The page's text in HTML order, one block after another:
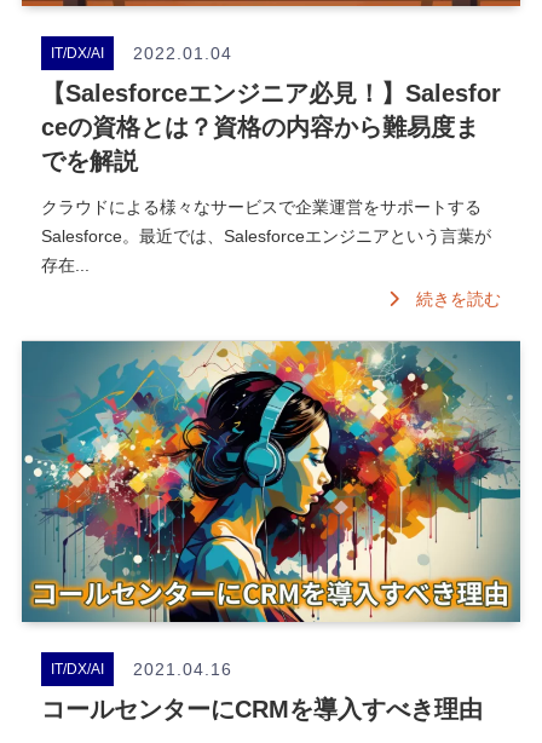
IT/DX/AI 2022.01.04
【Salesforceエンジニア必見！】Salesfor
ceの資格とは？資格の内容から難易度ま
でを解説
クラウドによる様々なサービスで企業運営をサポートする
Salesforce。最近では、Salesforceエンジニアという言葉が
存在...
続きを読む
IT/DX/AI 2021.04.16
コールセンターにCRMを導入すべき理由